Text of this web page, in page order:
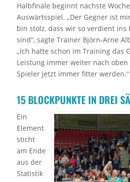
Halbfinale beginnt nächste
Auswärtsspiel. „Der Gegner ist
bin stolz, dass wir so verdient ins
sind“, sagte Trainer Björn-Arne
„Ich hatte schon im Training das
Leistung immer weiter nach
Spieler jetzt immer fitter werden.“
15 BLOCKPUNKTE IN DREI
Ein
Element
sticht
am Ende
aus der
Statistik